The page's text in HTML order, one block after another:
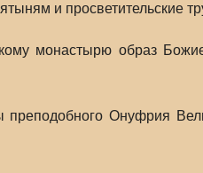
и просветительские
монастырю образ
преподобного Онуфрия